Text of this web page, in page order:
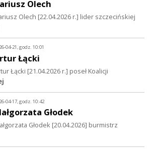
Olech
Olech [22.04.2026 r.] lider szczecińskiej
04-21, godz. 10:01
Łącki
Łącki [21.04.2026 r.] poseł Koalicji
04-17, godz. 10:42
Głodek
Głodek [20.04.2026] burmistrz